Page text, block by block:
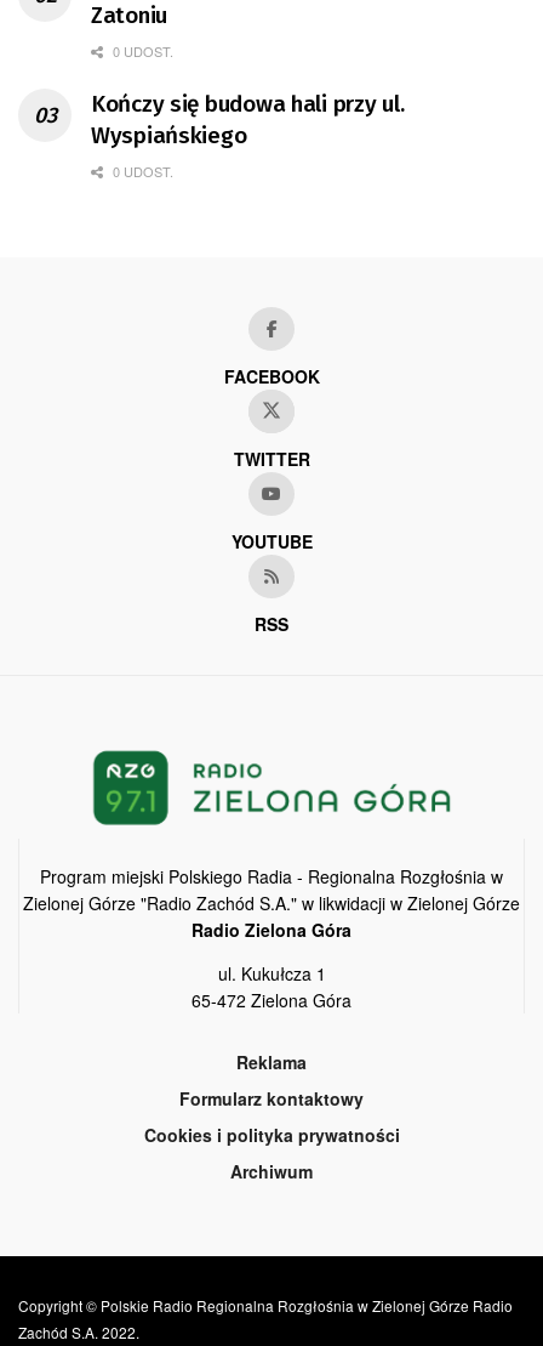
Zatoniu
0 UDOST.
Kończy się budowa hali przy ul.
Wyspiańskiego
0 UDOST.
FACEBOOK
TWITTER
YOUTUBE
RSS
Program miejski Polskiego Radia - Regionalna Rozgłośnia w
Zielonej Górze "Radio Zachód S.A." w likwidacji w Zielonej Górze
Radio Zielona Góra
ul. Kukułcza 1
65-472 Zielona Góra
Reklama
Formularz kontaktowy
Cookies i polityka prywatności
Archiwum
Copyright © Polskie Radio Regionalna Rozgłośnia w Zielonej Górze Radio
Zachód S.A. 2022.